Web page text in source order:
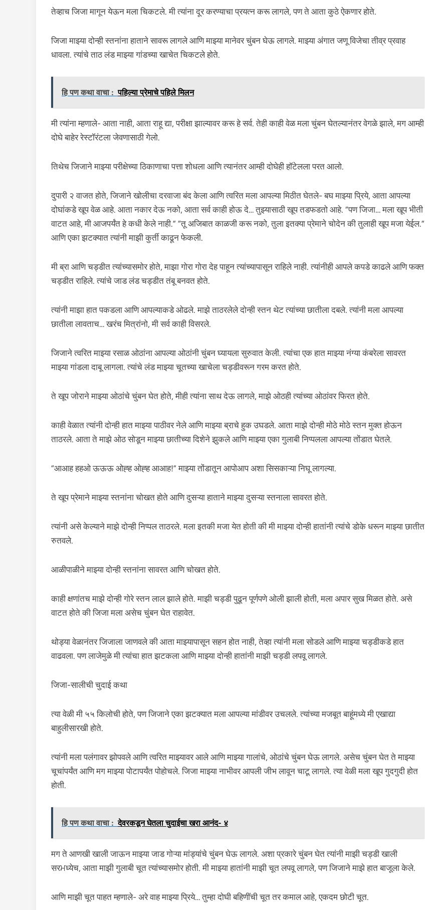
तेव्हाच जिजा मागून येऊन मला चिकटले. मी त्यांना दूर करण्याचा प्रयत्न करू लागले, पण ते आता कुठे ऐकणार होते.
जिजा माझ्या दोन्ही स्तनांना हाताने सावरू लागले आणि माझ्या मानेवर चुंबन घेऊ लागले. माझ्या अंगात जणू विजेचा तीव्र प्रवाह
धावला. त्यांचे ताठ लंड माझ्या गांडच्या खाचेत चिकटले होते.
हि पण कथा वाचा : पहिल्या प्रेमाचे पहिले मिलन
मी त्यांना म्हणाले- आता नाही, आता राहू द्या, परीक्षा झाल्यावर करू हे सर्व. तेही काही वेळ मला चुंबन घेतल्यानंतर वेगळे झाले, मग आम्ही
दोघे बाहेर रेस्टॉरंटला जेवणासाठी गेलो.
तिथेच जिजाने माझ्या परीक्षेच्या ठिकाणाचा पत्ता शोधला आणि त्यानंतर आम्ही दोघेही हॉटेलला परत आलो.
दुपारी २ वाजत होते, जिजाने खोलीचा दरवाजा बंद केला आणि त्वरित मला आपल्या मिठीत घेतले- बघ माझ्या प्रिये, आता आपल्या
दोघांकडे खूप वेळ आहे. आता नकार देऊ नको, आता सर्व काही होऊ दे… तुझ्यासाठी खूप तडफडतो आहे. “पण जिजा… मला खूप भीती
वाटत आहे, मी आजपर्यंत हे कधी केले नाही.” “तू अजिबात काळजी करू नको, तुला इतक्या प्रेमाने चोदेन की तुलाही खूप मजा येईल.”
आणि एका झटक्यात त्यांनी माझी कुर्ती काढून फेकली.
मी ब्रा आणि चड्डीत त्यांच्यासमोर होते, माझा गोरा गोरा देह पाहून त्यांच्यापासून राहिले नाही. त्यांनीही आपले कपडे काढले आणि फक्त
चड्डीत राहिले. त्यांचे जाड लंड चड्डीत तंबू बनवत होते.
त्यांनी माझा हात पकडला आणि आपल्याकडे ओढले. माझे ताठरलेले दोन्ही स्तन थेट त्यांच्या छातीला दबले. त्यांनी मला आपल्या
छातीला लावताच… खरंच मित्रांनो, मी सर्व काही विसरले.
जिजाने त्वरित माझ्या रसाळ ओठांना आपल्या ओठांनी चुंबन घ्यायला सुरुवात केली. त्यांचा एक हात माझ्या नंग्या कंबरेला सावरत
माझ्या गांडला दाबू लागला. त्यांचे लंड माझ्या चूतच्या खाचेला चड्डीवरून गरम करत होते.
ते खूप जोराने माझ्या ओठांचे चुंबन घेत होते, मीही त्यांना साथ देऊ लागले, माझे ओठही त्यांच्या ओठांवर फिरत होते.
काही वेळात त्यांनी दोन्ही हात माझ्या पाठीवर नेले आणि माझ्या ब्राचे हुक उघडले. आता माझे दोन्ही मोठे मोठे स्तन मुक्त होऊन
ताठरले. आता ते माझे ओठ सोडून माझ्या छातीच्या दिशेने झुकले आणि माझ्या एका गुलाबी निप्पलला आपल्या तोंडात घेतले.
“आआह हहओ ऊऊऊ ओह्ह ओह्ह आआह!” माझ्या तोंडातून आपोआप अशा सिसकाऱ्या निघू लागल्या.
ते खूप प्रेमाने माझ्या स्तनांना चोखत होते आणि दुसऱ्या हाताने माझ्या दुसऱ्या स्तनाला सावरत होते.
त्यांनी असे केल्याने माझे दोन्ही निप्पल ताठरले. मला इतकी मजा येत होती की मी माझ्या दोन्ही हातांनी त्यांचे डोके धरून माझ्या छातीत
रुतवले.
आळीपाळीने माझ्या दोन्ही स्तनांना सावरत आणि चोखत होते.
काही क्षणांतच माझे दोन्ही गोरे स्तन लाल झाले होते. माझी चड्डी पुढून पूर्णपणे ओली झाली होती, मला अपार सुख मिळत होते. असे
वाटत होते की जिजा मला असेच चुंबन घेत राहावेत.
थोड्या वेळानंतर जिजाला जाणवले की आता माझ्यापासून सहन होत नाही, तेव्हा त्यांनी मला सोडले आणि माझ्या चड्डीकडे हात
वाढवला. पण लाजेमुळे मी त्यांचा हात झटकला आणि माझ्या दोन्ही हातांनी माझी चड्डी लपवू लागले.
जिजा-सालीची चुदाई कथा
त्या वेळी मी ५५ किलोची होते, पण जिजाने एका झटक्यात मला आपल्या मांडीवर उचलले. त्यांच्या मजबूत बाहूंमध्ये मी एखाद्या
बाहुलीसारखी होते.
त्यांनी मला पलंगावर झोपवले आणि त्वरित माझ्यावर आले आणि माझ्या गालांचे, ओठांचे चुंबन घेऊ लागले. असेच चुंबन घेत ते माझ्या
चूचांपर्यंत आणि मग माझ्या पोटापर्यंत पोहोचले. जिजा माझ्या नाभीवर आपली जीभ लावून चाटू लागले. त्या वेळी मला खूप गुदगुदी होत
होती.
हि पण कथा वाचा : देवरकडून घेतला चुदाईचा खरा आनंद- ४
मग ते आणखी खाली जाऊन माझ्या जाड गोऱ्या मांड्यांचे चुंबन घेऊ लागले. अशा प्रकारे चुंबन घेत त्यांनी माझी चड्डी खाली
सरਮध्येच, आता माझी गुलाबी चूत त्यांच्यासमोर होती. मी माझ्या हातांनी माझी चूत लपवू लागले, पण जिजाने माझे हात बाजूला केले.
आणि माझी चूत पाहत म्हणाले- अरे वाह माझ्या प्रिये… तुम्हा दोघी बहिणींची चूत तर कमाल आहे, एकदम छोटी चूत.